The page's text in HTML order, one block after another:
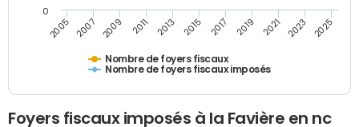
Nombre de foyers fiscaux
Nombre de foyers fiscaux imposés
2005 2007 2009 2011 2013 2015 2017 2019 2021 2023 2025
0
Foyers fiscaux imposés à la Favière en nc